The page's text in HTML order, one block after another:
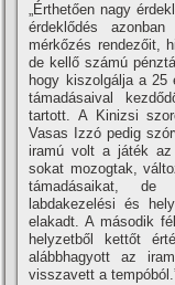
„Érthetően nagy
érdeklődés
mérkőzés rendezőit,
de kellő számú
hogy kiszolgálja a 25
támadásaival
tartott. A Kinizsi
Vasas Izzó pedig
iramú volt a játék az
sokat mozogtak,
támadásaikat, de
labdakezelési és
elakadt. A második
helyzetből kettőt
alábbhagyott az
visszavett a